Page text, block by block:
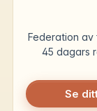
Federation av
45 dagars
Se